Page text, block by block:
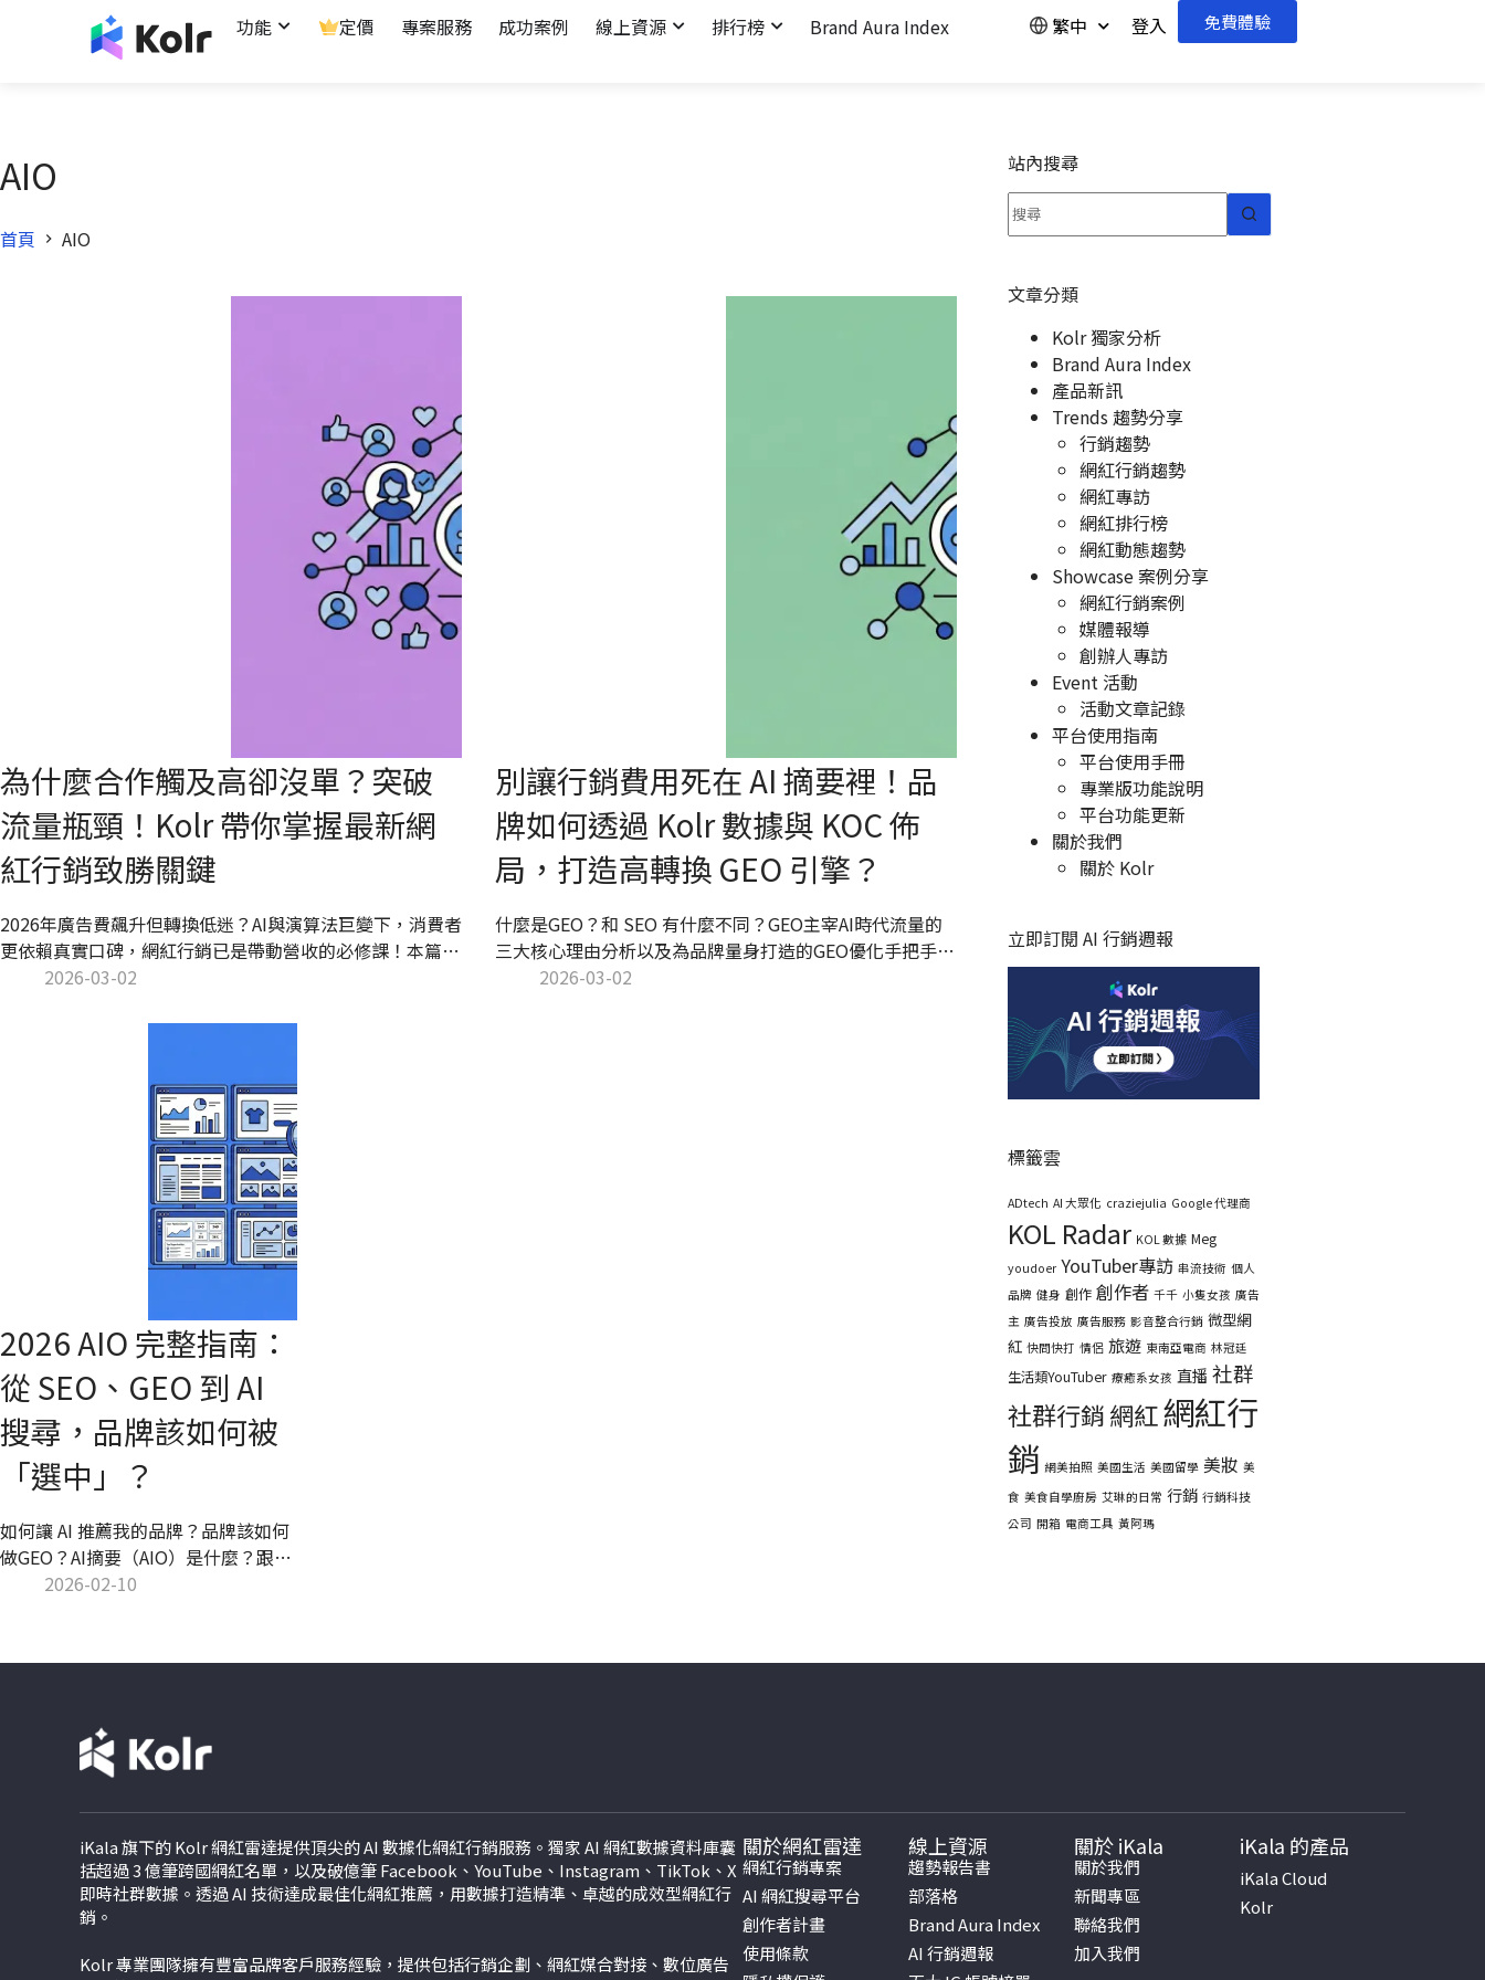
功能 定價 專案服務 成功案例 線上資源 排行榜 Brand Aura Index 繁中 登入 免費體驗
AIO
首頁 AIO
為什麼合作觸及高卻沒單？突破
流量瓶頸！Kolr 帶你掌握最新網
紅行銷致勝關鍵
2026年廣告費飆升但轉換低迷？AI與演算法巨變下，消費者
更依賴真實口碑，網紅行銷已是帶動營收的必修課！本篇
Kolr 攻略將為您深度解析行銷漏斗、5 大致勝策略與實用工
2026-03-02
別讓行銷費用死在 AI 摘要裡！品
牌如何透過 Kolr 數據與 KOC 佈
局，打造高轉換 GEO 引擎？
什麼是GEO？和 SEO 有什麼不同？GEO主宰AI時代流量的
三大核心理由分析以及為品牌量身打造的GEO優化手把手教
學、國際品牌GEO實戰案例分享，由 Kolr 團隊一手整理並
2026-03-02
2026 AIO 完整指南：
從 SEO、GEO 到 AI
搜尋，品牌該如何被
「選中」？
如何讓 AI 推薦我的品牌？品牌該如何
做GEO？AI摘要（AIO）是什麼？跟著
Kolr 團隊一起探究2026搜尋行銷的大
紅行銷該往什麼方向執行？掌握獨家
2026-02-10
站內搜尋
文章分類
Kolr 獨家分析
Brand Aura Index
產品新訊
Trends 趨勢分享
行銷趨勢
網紅行銷趨勢
網紅專訪
網紅排行榜
網紅動態趨勢
Showcase 案例分享
網紅行銷案例
媒體報導
創辦人專訪
Event 活動
活動文章記錄
平台使用指南
平台使用手冊
專業版功能說明
平台功能更新
關於我們
關於 Kolr
立即訂閱 AI 行銷週報
標籤雲
ADtech AI 大眾化 craziejulia Google 代理商
KOL Radar KOL 數據 Meg
youdoer YouTuber專訪 串流技術 個人
品牌 健身 創作 創作者 千千 小隻女孩 廣告
主 廣告投放 廣告服務 影音整合行銷 微型網
紅 快問快打 情侶 旅遊 東南亞電商 林冠廷
生活類YouTuber 療癒系女孩 直播 社群
社群行銷網紅網紅行
銷 網美拍照 美國生活 美國留學 美妝 美
食 美食自學廚房 艾琳的日常 行銷 行銷科技
公司 開箱 電商工具 黃阿瑪
iKala 旗下的 Kolr 網紅雷達提供頂尖的 AI 數據化網紅行銷服務。獨家 AI 網紅數據資料庫囊
括超過 3 億筆跨國網紅名單，以及破億筆 Facebook、YouTube、Instagram、TikTok、 X
即時社群數據。透過 AI 技術達成最佳化網紅推薦，用數據打造精準、卓越的成效型網紅行
銷。
Kolr 專業團隊擁有豐富品牌客戶服務經驗，提供包括行銷企劃、網紅媒合對接、數位廣告
關於網紅雷達
網紅行銷專案
AI 網紅搜尋平台
創作者計畫
使用條款
線上資源
趨勢報告書
部落格
Brand Aura Index
AI 行銷週報
關於 iKala
關於我們
新聞專區
聯絡我們
加入我們
iKala 的產品
iKala Cloud
Kolr